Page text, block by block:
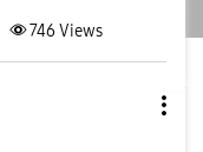
746 Views